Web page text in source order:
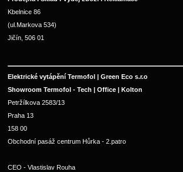
Kbelnice 86
(ul.Markova 534)
Jičín, 506 01
Elektrické vytápění Termofol | Green Eco s.r.o
Showroom Termofol - Tech | Office | Kolton
Petržílkova 2583/13
Praha 13
158 00
Obchodní pasáž centrum Hůrka - 2.patro
CEO - Vlastislav Rouha